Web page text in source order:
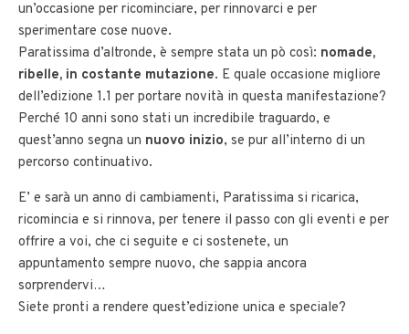
un’occasione per ricominciare, per rinnovarci e per
sperimentare cose nuove.
Paratissima d’altronde, è sempre stata un pò così: nomade,
ribelle, in costante mutazione. E quale occasione migliore
dell’edizione 1.1 per portare novità in questa manifestazione?
Perché 10 anni sono stati un incredibile traguardo, e
quest’anno segna un nuovo inizio, se pur all’interno di un
percorso continuativo.
E’ e sarà un anno di cambiamenti, Paratissima si ricarica,
ricomincia e si rinnova, per tenere il passo con gli eventi e per
offrire a voi, che ci seguite e ci sostenete, un
appuntamento sempre nuovo, che sappia ancora
sorprendervi…
Siete pronti a rendere quest’edizione unica e speciale?